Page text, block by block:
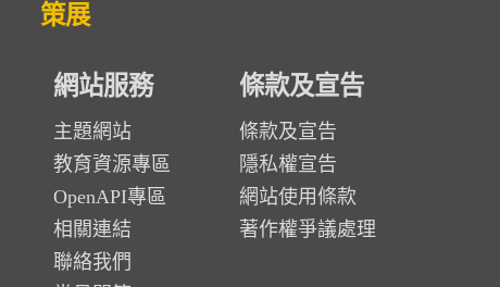
策展
網站服務
主題網站
教育資源專區
OpenAPI專區
相關連結
聯絡我們
條款及宣告
條款及宣告
隱私權宣告
網站使用條款
著作權爭議處理